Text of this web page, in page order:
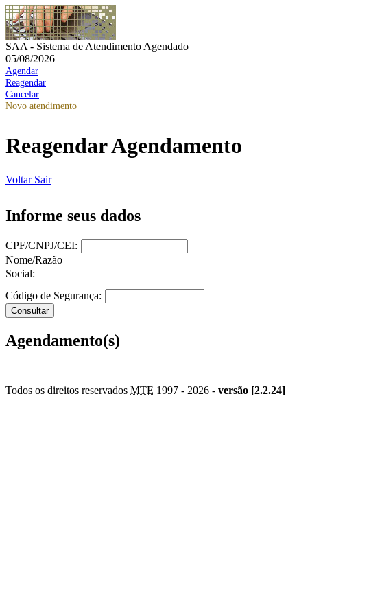
SAA - Sistema de Atendimento Agendado
05/08/2026
Agendar
Reagendar
Cancelar
Novo atendimento
Reagendar Agendamento
Voltar Sair
Informe seus dados
CPF/CNPJ/CEI:
Nome/Razão
Social:
Código de Segurança:
Agendamento(s)
Todos os direitos reservados MTE 1997 - 2026 - versão [2.2.24]